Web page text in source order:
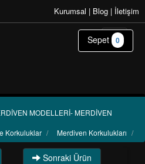
Kurumsal | Blog | İletişim
MODELLERİ- MERDİVEN
Merdiven Korkulukları /
Korkuluklar /
Sonraki Ürün
Sepet 0